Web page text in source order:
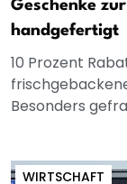
Geschenke
handgefertigt
10 Prozent
Besonders
WIRTSCHAFT